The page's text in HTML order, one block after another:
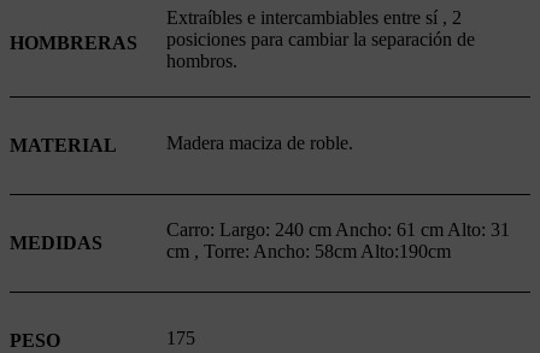
HOMBRERAS
Extraíbles e intercambiables entre sí , 2
posiciones para cambiar la separación de
hombros.
MATERIAL Madera maciza de roble.
MEDIDAS
Carro: Largo: 240 cm Ancho: 61 cm Alto: 31
cm , Torre: Ancho: 58cm Alto:190cm
PESO 175